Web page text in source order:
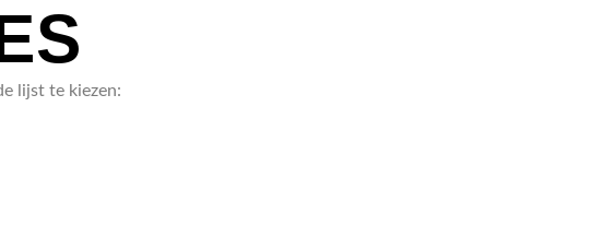
lijst te kiezen: